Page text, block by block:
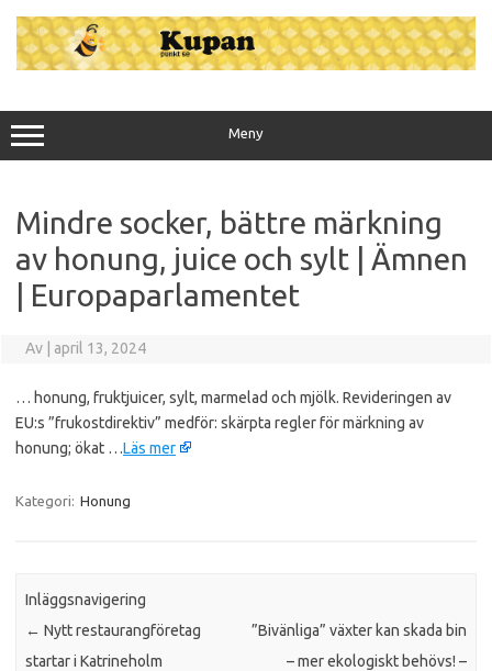
innehåll
Meny
Mindre socker, bättre märkning
av honung, juice och sylt | Ämnen
| Europaparlamentet
Av april 13, 2024
… honung, fruktjuicer, sylt, marmelad och mjölk. Revideringen av
EU:s ”frukostdirektiv” medför: skärpta regler för märkning av
honung; ökat …Läs mer
Kategori: Honung
Inläggsnavigering
← Nytt restaurangföretag
startar i Katrineholm
”Bivänliga” växter kan skada bin
– mer ekologiskt behövs! –